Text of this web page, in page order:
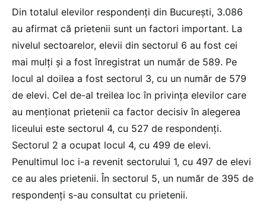
Din totalul elevilor respondenți din București, 3.086
au afirmat că prietenii sunt un factori important. La
nivelul sectoarelor, elevii din sectorul 6 au fost cei
mai mulți și a fost înregistrat un număr de 589. Pe
locul al doilea a fost sectorul 3, cu un număr de 579
de elevi. Cel de-al treilea loc în privința elevilor care
au menționat prietenii ca factor decisiv în alegerea
liceului este sectorul 4, cu 527 de respondenți.
Sectorul 2 a ocupat locul 4, cu 499 de elevi.
Penultimul loc i-a revenit sectorului 1, cu 497 de elevi
ce au ales prietenii. În sectorul 5, un număr de 395 de
respondenți s-au consultat cu prietenii.